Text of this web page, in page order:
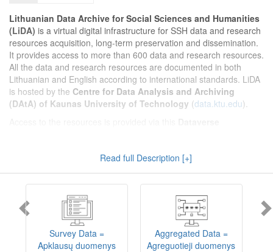
Lithuanian Data Archive for Social Sciences and Humanities
(LiDA) is a virtual digital infrastructure for SSH data and research
resources acquisition, long-term preservation and dissemination.
It provides access to more than 600 data and research resources.
All the data and research resources are documented in both
Lithuanian and English according to international standards. LiDA
is hosted by the Centre for Data Analysis and Archiving
(DAtA) of Kaunas University of Technology (data.ktu.edu).
implemented). LiDA curates different types of resources and they
are published into catalogues according to the type:Survey Data,
Interview Data,Aggregated Data
(including Historical Statistics),
, andEncoded Data
(including News Media Studies).
Also, LiDA holds collections of data produced in large national
projets (
Large Project Data
) as well as social sciences and
humanities data deposited by Lithuanian science and higher
education institutions and Lithuanian governmental institutions
Read full Description [+]
Survey Data =
Apklausų duomenys
Aggregated Data =
Agreguotieji duomenys